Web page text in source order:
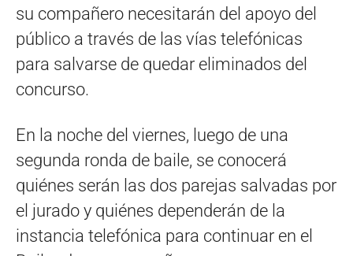
su compañero necesitarán del apoyo del
público a través de las vías telefónicas
para salvarse de quedar eliminados del
concurso.
En la noche del viernes, luego de una
segunda ronda de baile, se conocerá
quiénes serán las dos parejas salvadas por
el jurado y quiénes dependerán de la
instancia telefónica para continuar en el